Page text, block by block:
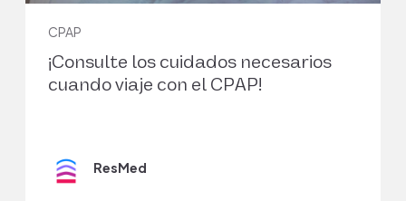
CPAP
¡Consulte los cuidados necesarios
cuando viaje con el CPAP!
ResMed